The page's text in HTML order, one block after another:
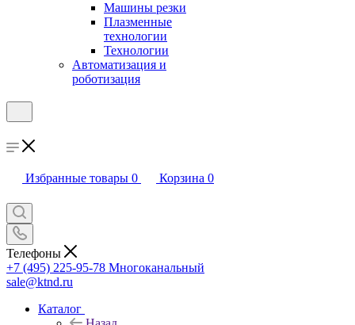
Машины резки
Плазменные
технологии
Технологии
Автоматизация и
роботизация
Избранные товары 0 Корзина 0
Телефоны
+7 (495) 225-95-78 Многоканальный
sale@ktnd.ru
Каталог